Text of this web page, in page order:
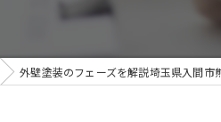
リフォーム
雨漏り
外壁塗装のフェーズを解説埼玉県入間市